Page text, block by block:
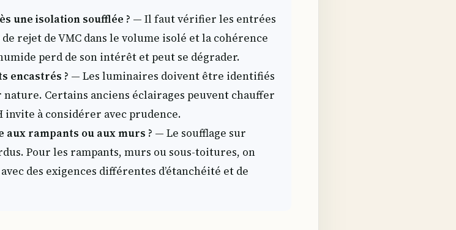
une isolation soufflée ? — Il faut vérifier les entrées
de rejet de VMC dans le volume isolé et la cohérence
perd de son intérêt et peut se dégrader.
encastrés ? — Les luminaires doivent être identifiés
Certains anciens éclairages peuvent chauffer
invite à considérer avec prudence.
aux rampants ou aux murs ? — Le soufflage sur
Pour les rampants, murs ou sous-toitures, on
des exigences différentes d’étanchéité et de